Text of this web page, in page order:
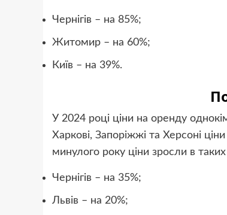
Чернігів – на 85%;
Житомир – на 60%;
Київ – на 39%.
У 2024 році ціни на оренду
Харкові, Запоріжжі та Херсоні
минулого року ціни зросли в таких
Чернігів – на 35%;
Львів – на 20%;